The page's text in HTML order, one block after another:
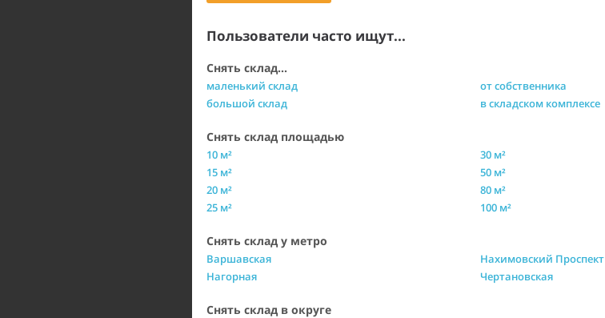
Пользователи часто ищут...
Снять склад...
маленький склад
большой склад
от собственника
в складском комплексе
Снять склад площадью
10 м²
15 м²
20 м²
25 м²
30 м²
50 м²
80 м²
100 м²
Снять склад у метро
Варшавская
Нагорная
Нахимовский Проспект
Чертановская
Снять склад в округе